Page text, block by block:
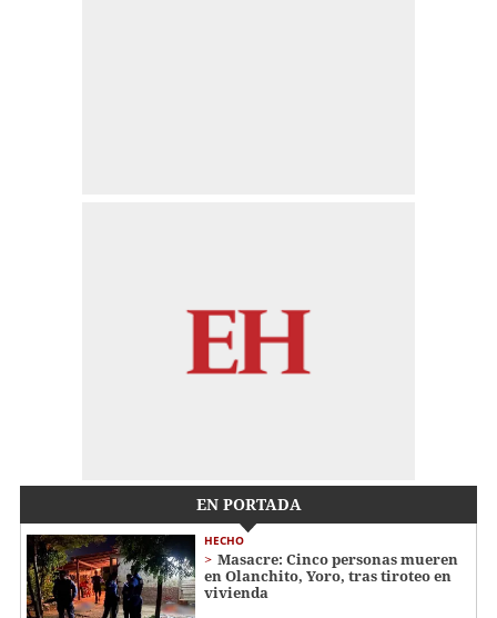
EN PORTADA
HECHO
Masacre: Cinco personas mueren
en Olanchito, Yoro, tras tiroteo en
vivienda